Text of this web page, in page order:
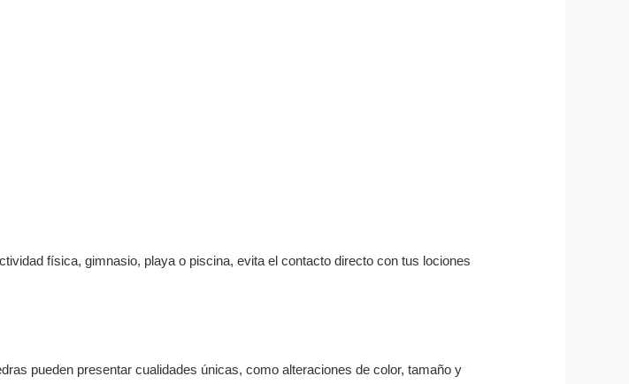
física, gimnasio, playa o piscina, evita el contacto directo con tus lociones
pueden presentar cualidades únicas, como alteraciones de color, tamaño y